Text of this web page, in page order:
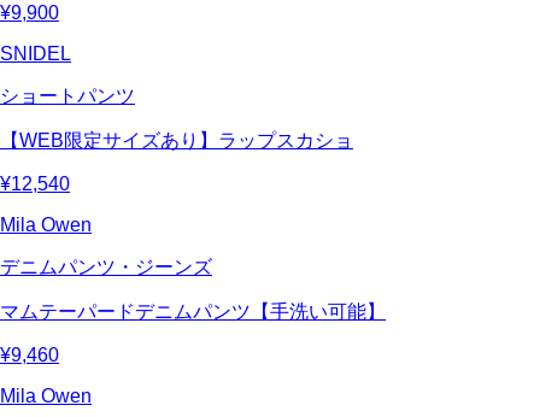
¥9,900
SNIDEL
ショートパンツ
【WEB限定サイズあり】ラップスカショ
¥12,540
Mila Owen
デニムパンツ・ジーンズ
マムテーパードデニムパンツ【手洗い可能】
¥9,460
Mila Owen